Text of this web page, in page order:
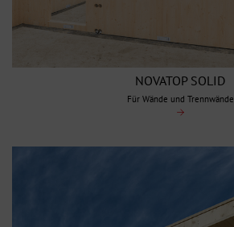
NOVATOP SOLID
Für Wände und Trennwände